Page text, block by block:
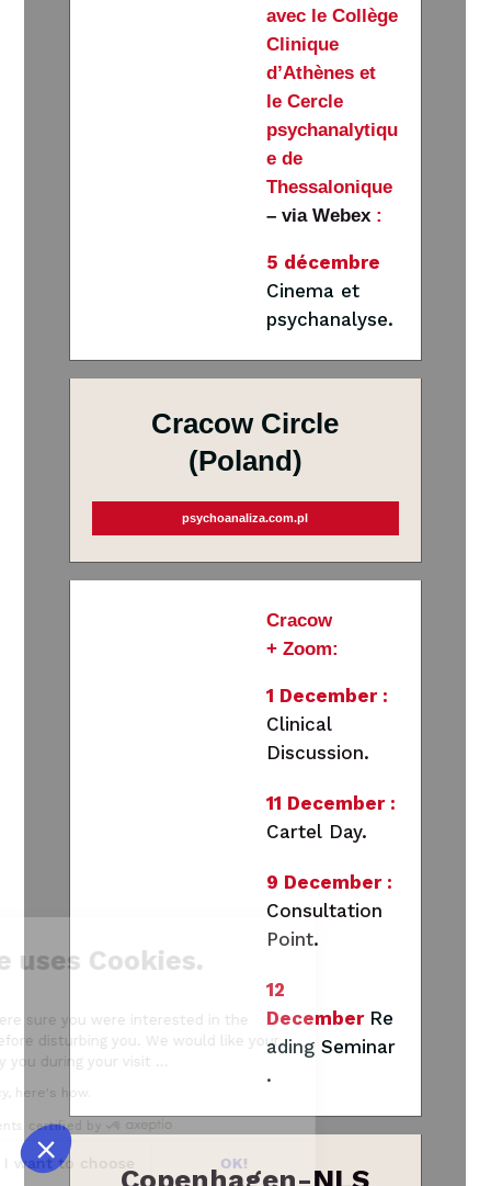
avec le Collège
Clinique
d’Athènes et
le Cercle
psychanalytiqu
e de
Thessalonique
– via Webex:
5 décembre
Cinema et
psychanalyse.
Cracow Circle
(Poland)
psychoanaliza.com.pl
Cracow
+ Zoom:
1 December :
Clinical
Discussion.
11 December :
Cartel Day.
9 December :
Consultation
Point.
12
December Re
ading Seminar
.
Our website uses Cookies.
We waited until we were sure you were interested in the
content on the site before disturbing you. We would like your
consent to accompany you during your visit ...
We respect your privacy, here's how.
Consents certified by
No, thanks I want to choose